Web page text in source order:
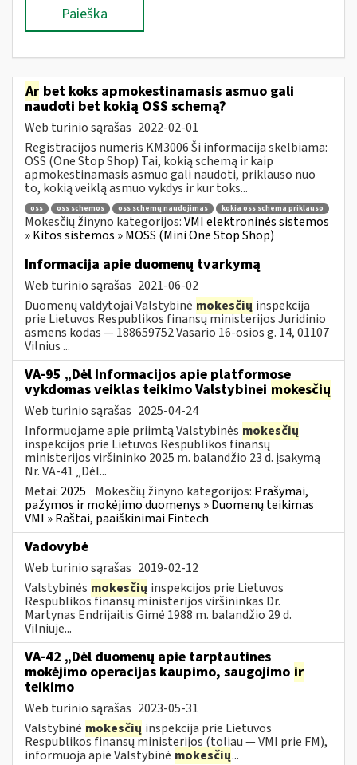
Paieška
Ar bet koks apmokestinamasis asmuo gali
naudoti bet kokią OSS schemą?
Web turinio sąrašas 2022-02-01
Registracijos numeris KM3006 Ši informacija skelbiama:
OSS (One Stop Shop) Tai, kokią schemą ir kaip
apmokestinamasis asmuo gali naudoti, priklauso nuo
to, kokią veiklą asmuo vykdys ir kur toks...
oss oss schemos oss schemų naudojimas kokia oss schema priklauso
Mokesčių žinyno kategorijos:VMI elektroninės sistemos
» Kitos sistemos » MOSS (Mini One Stop Shop)
Informacija apie duomenų tvarkymą
Web turinio sąrašas 2021-06-02
Duomenų valdytojai Valstybinė mokesčių inspekcija
prie Lietuvos Respublikos finansų ministerijos Juridinio
asmens kodas — 188659752 Vasario 16-osios g. 14, 01107
Vilnius ...
VA-95 „Dėl Informacijos apie platformose
vykdomas veiklas teikimo Valstybinei mokesčių
Web turinio sąrašas 2025-04-24
Informuojame apie priimtą Valstybinės mokesčių
inspekcijos prie Lietuvos Respublikos finansų
ministerijos viršininko 2025 m. balandžio 23 d. įsakymą
Nr. VA-41 „Dėl...
Metai: 2025 Mokesčių žinyno kategorijos: Prašymai,
pažymos ir mokėjimo duomenys » Duomenų teikimas
VMI » Raštai, paaiškinimai Fintech
Vadovybė
Web turinio sąrašas 2019-02-12
Valstybinės mokesčių inspekcijos prie Lietuvos
Respublikos finansų ministerijos viršininkas Dr.
Martynas Endrijaitis Gimė 1988 m. balandžio 29 d.
Vilniuje...
VA-42 „Dėl duomenų apie tarptautines
mokėjimo operacijas kaupimo, saugojimo ir
teikimo
Web turinio sąrašas 2023-05-31
Valstybinė mokesčių inspekcija prie Lietuvos
Respublikos finansų ministerijos (toliau ― VMI prie FM),
informuoja apie Valstybinė mokesčių...